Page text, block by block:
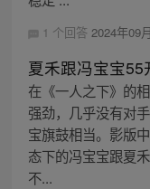
1 个回答 2024年09
夏禾跟冯宝宝55
在《一人之下》的
强劲，几乎没有对
宝旗鼓相当。影版
态下的冯宝宝跟夏
不...